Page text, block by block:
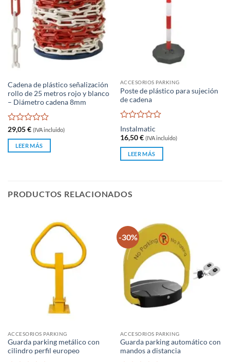
Cadena de plástico señalización
rollo de 25 metros rojo y blanco
– Diámetro cadena 8mm
Valorado
con
de
29,05€ (IVA incluido)
LEER MÁS
ACCESORIOS PARKING
Poste de plástico para sujeción
de cadena
Valorado
con
0
5
Instalmatic
16,50€ (IVA incluido)
LEER MÁS
PRODUCTOS RELACIONADOS
ACCESORIOS PARKING
Guarda parking metálico con
cilindro perfil europeo
-30%
ACCESORIOS PARKING
Guarda parking automático con
mandos a distancia